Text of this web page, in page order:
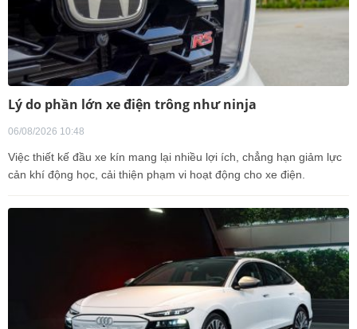
Lý do phần lớn xe điện trông như ninja
06/08/2026 10:48
Việc thiết kế đầu xe kín mang lại nhiều lợi ích, chẳng hạn giảm lực
cản khí động học, cải thiện phạm vi hoạt động cho xe điện.